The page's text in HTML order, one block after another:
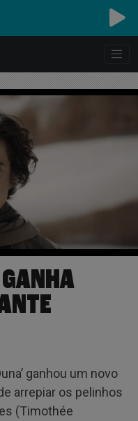
ganhou um novo
arrepiar os pelinhos
(Timothée